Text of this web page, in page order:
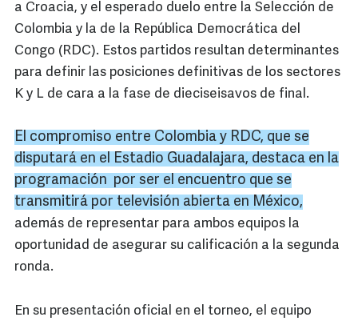
a Croacia, y el esperado duelo entre la Selección de
Colombia y la de la República Democrática del
Congo (RDC). Estos partidos resultan determinantes
para definir las posiciones definitivas de los sectores
K y L de cara a la fase de dieciseisavos de final.
El compromiso entre Colombia y RDC, que se
disputará en el Estadio Guadalajara, destaca en la
programación por ser el encuentro que se
transmitirá por televisión abierta en México,
además de representar para ambos equipos la
oportunidad de asegurar su calificación a la segunda
ronda.
En su presentación oficial en el torneo, el equipo